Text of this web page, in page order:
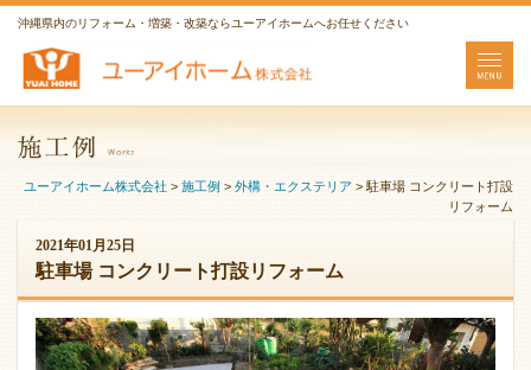
沖縄県内のリフォーム・増築・改築ならユーアイホームへお任せください
ユーアイホーム株式会社 > 施工例 > 外構・エクステリア > 駐車場 コンクリート打設
リフォーム
2021年01月25日
駐車場 コンクリート打設リフォーム